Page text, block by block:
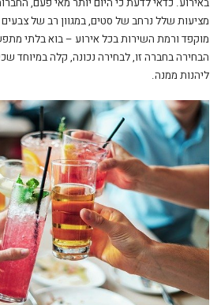
באירוע. כדאי לדעת כי היום יותר מאי פעם,
מציעות שלל נרחב של סטים, במגוון רב של צבעים
מוקפד ורמת השירות בכל אירוע – בוא בלתי
הבחירה בחברה זו, לבחירה נכונה, קלה במיוחד
ליהנות ממנה.